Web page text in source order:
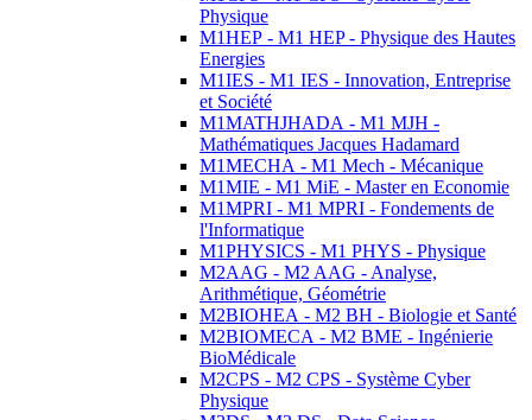
Physique
M1HEP - M1 HEP - Physique des Hautes
Energies
M1IES - M1 IES - Innovation, Entreprise
et Société
M1MATHJHADA - M1 MJH -
Mathématiques Jacques Hadamard
M1MECHA - M1 Mech - Mécanique
M1MIE - M1 MiE - Master en Economie
M1MPRI - M1 MPRI - Fondements de
l'Informatique
M1PHYSICS - M1 PHYS - Physique
M2AAG - M2 AAG - Analyse,
Arithmétique, Géométrie
M2BIOHEA - M2 BH - Biologie et Santé
M2BIOMECA - M2 BME - Ingénierie
BioMédicale
M2CPS - M2 CPS - Système Cyber
Physique